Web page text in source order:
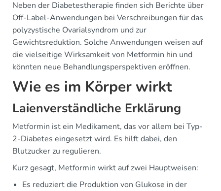
Neben der Diabetestherapie finden sich Berichte über
Off-Label-Anwendungen bei Verschreibungen für das
polyzystische Ovarialsyndrom und zur
Gewichtsreduktion. Solche Anwendungen weisen auf
die vielseitige Wirksamkeit von Metformin hin und
könnten neue Behandlungsperspektiven eröffnen.
Wie es im Körper wirkt
Laienverständliche Erklärung
Metformin ist ein Medikament, das vor allem bei Typ-
2-Diabetes eingesetzt wird. Es hilft dabei, den
Blutzucker zu regulieren.
Kurz gesagt, Metformin wirkt auf zwei Hauptweisen:
Es reduziert die Produktion von Glukose in der